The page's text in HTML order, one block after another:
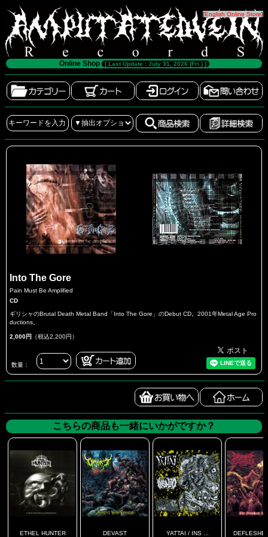
[English Online Store]
Online Shop [ Last Update : July 31, 2026 (Fri.) ]
Into The Gore
Pain Must Be Amplified
CD
ギリシャのBrutal Death Metal Band「Into The Gore」のDebut CD。2001年Metal Age Pro
ductions。
2,000円 （税込2,200円）
数量：
こちらの商品も一緒にいかがですか？
ETHEL HUNTER DEVAST YATTAI / INS ...